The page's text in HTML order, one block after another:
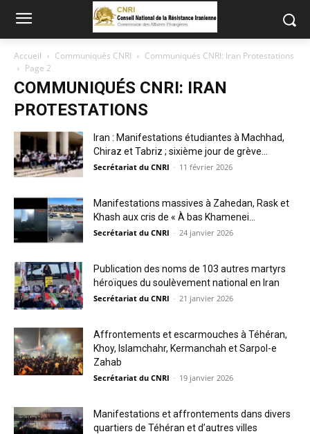
Accueil Communiqués CNRI
Communiqués CNRI: Iran Protestations
Page 2
COMMUNIQUÉS CNRI: IRAN
PROTESTATIONS
Iran : Manifestations étudiantes à Machhad,
Chiraz et Tabriz ; sixième jour de grève...
Secrétariat du CNRI - 11 février 2026
Manifestations massives à Zahedan, Rask et
Khash aux cris de « À bas Khamenei...
Secrétariat du CNRI - 24 janvier 2026
Publication des noms de 103 autres martyrs
héroïques du soulèvement national en Iran
Secrétariat du CNRI - 21 janvier 2026
Affrontements et escarmouches à Téhéran,
Khoy, Islamchahr, Kermanchah et Sarpol-e
Zahab
Secrétariat du CNRI - 19 janvier 2026
Manifestations et affrontements dans divers
quartiers de Téhéran et d’autres villes